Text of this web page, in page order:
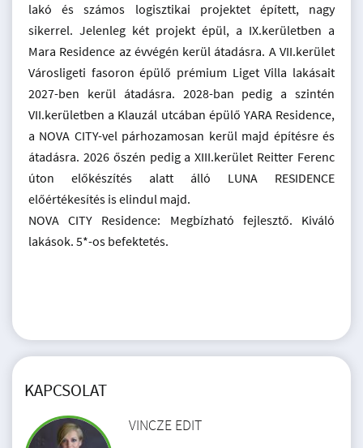
lakó és számos logisztikai projektet épített, nagy
sikerrel. Jelenleg két projekt épül, a IX.kerületben a
Mara Residence az évvégén kerül átadásra. A VII.kerület
Városligeti fasoron épülő prémium Liget Villa lakásait
2027-ben kerül átadásra. 2028-ban pedig a szintén
VII.kerületben a Klauzál utcában épülő YARA Residence,
a NOVA CITY-vel párhozamosan kerül majd építésre és
átadásra. 2026 őszén pedig a XIII.kerület Reitter Ferenc
úton előkészítés alatt álló LUNA RESIDENCE
előértékesítés is elindul majd.
NOVA CITY Residence: Megbízható fejlesztő. Kiváló
lakások. 5*-os befektetés.
KAPCSOLAT
VINCZE EDIT